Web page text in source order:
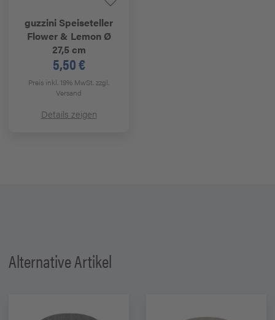
guzzini Speiseteller
Flower & Lemon Ø
27,5 cm
5,50 €
Preis inkl. 19% MwSt.zzgl.
Versand
Details zeigen
Alternative Artikel